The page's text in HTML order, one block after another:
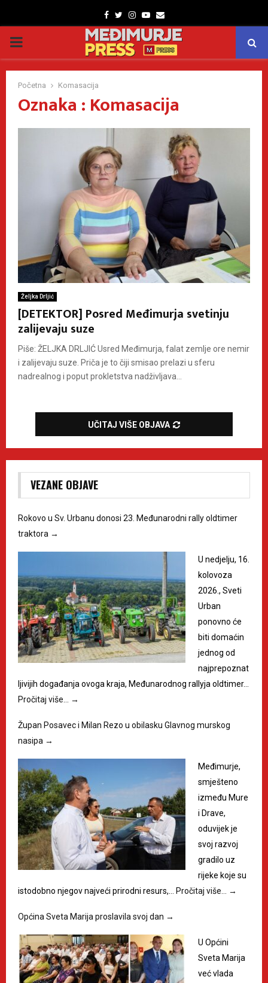
Facebook
TwitterInstagram
Youtube
Email
PRIMARY
MENU
Početna Komasacija
Oznaka : Komasacija
Željka Drljić
[DETEKTOR] Posred Međimurja svetinju
zalijevaju suze
Piše: ŽELJKA DRLJIĆ Usred Međimurja, falat zemlje ore nemir
i zalijevaju suze. Priča je to čiji smisao prelazi u sferu
nadrealnog i poput prokletstva nadživljava...
UČITAJ VIŠE OBJAVA
VEZANE OBJAVE
Rokovo u Sv. Urbanu donosi 23. Međunarodni rally oldtimer
traktora →
U nedjelju, 16.
kolovoza
2026., Sveti
Urban
ponovno će
biti domaćin
jednog od
najprepoznat
ljivijih događanja ovoga kraja, Međunarodnog rallyja oldtimer…
Pročitaj više…
→
Župan Posavec i Milan Rezo u obilasku Glavnog murskog
nasipa →
Međimurje,
smješteno
između Mure
i Drave,
oduvijek je
svoj razvoj
gradilo uz
rijeke koje su
istodobno njegov najveći prirodni resurs,…
Pročitaj više… →
Općina Sveta Marija proslavila svoj dan →
U Općini
Sveta Marija
već vlada